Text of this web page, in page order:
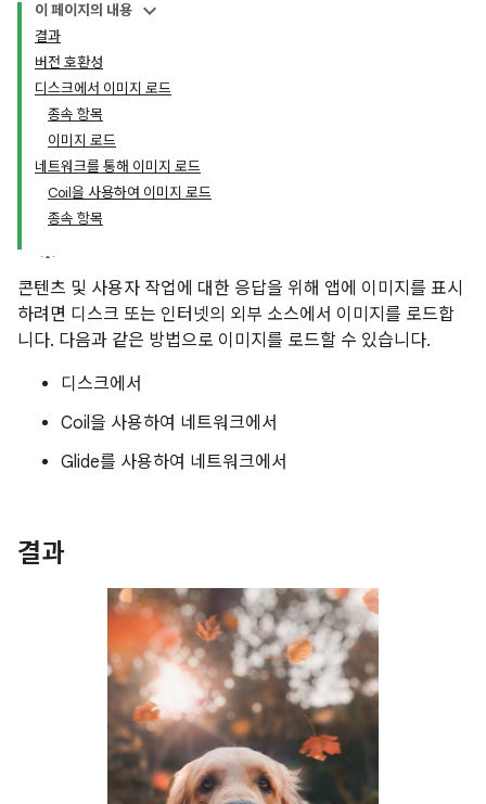
이 페이지의 내용
결과
버전 호환성
디스크에서 이미지 로드
종속 항목
이미지 로드
네트워크를 통해 이미지 로드
Coil을 사용하여 이미지 로드
종속 항목
콘텐츠 및 사용자 작업에 대한 응답을 위해 앱에 이미지를 표시
하려면 디스크 또는 인터넷의 외부 소스에서 이미지를 로드합
니다. 다음과 같은 방법으로 이미지를 로드할 수 있습니다.
디스크에서
Coil을 사용하여 네트워크에서
Glide를 사용하여 네트워크에서
결과